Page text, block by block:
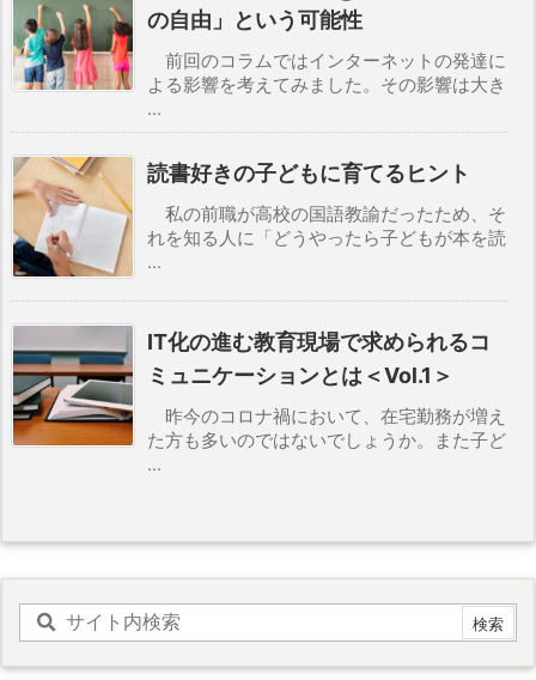
の自由」という可能性
前回のコラムではインターネットの発達に
よる影響を考えてみました。その影響は大き
...
読書好きの子どもに育てるヒント
私の前職が高校の国語教諭だったため、そ
れを知る人に「どうやったら子どもが本を読
...
IT化の進む教育現場で求められるコ
ミュニケーションとは＜Vol.1＞
昨今のコロナ禍において、在宅勤務が増え
た方も多いのではないでしょうか。また子ど
...